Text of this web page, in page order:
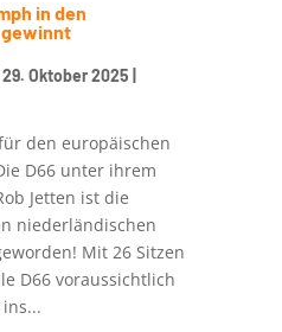
in den
gewinnt
29. Oktober 2025
den europäischen
D66 unter ihrem
Jetten ist die
niederländischen
Mit 26 Sitzen
D66 voraussichtlich